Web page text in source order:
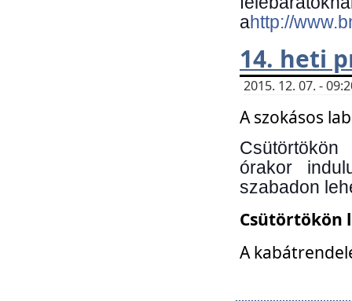
ahttp://
14. heti
2015. 12. 07. -
A szokásos
órakor
szabadon
Csütörtökön
A